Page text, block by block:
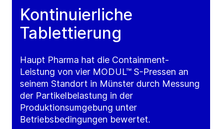
Kontinuierliche
Tablettierung
Haupt Pharma hat die Containment-
Leistung von vier MODUL™ S-Pressen an
seinem Standort in Münster durch Messung
der Partikelbelastung in der
Produktionsumgebung unter
Betriebsbedingungen bewertet.